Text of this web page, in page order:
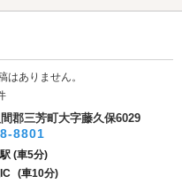
はありません。
郡三芳町大字藤久保6029
8801
(車5分)
(車10分)